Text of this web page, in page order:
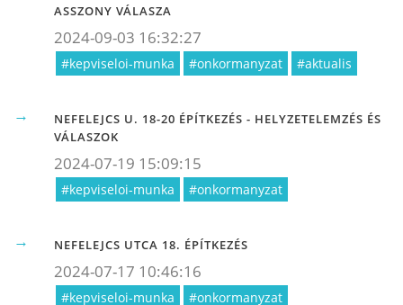
ASSZONY VÁLASZA
#kepviseloi-munka #onkormanyzat #aktualis
2024-09-03 16:32:27
NEFELEJCS U. 18-20 ÉPÍTKEZÉS - HELYZETELEMZÉS ÉS
VÁLASZOK
#kepviseloi-munka #onkormanyzat
2024-07-19 15:09:15
NEFELEJCS UTCA 18. ÉPÍTKEZÉS
#kepviseloi-munka #onkormanyzat
2024-07-17 10:46:16